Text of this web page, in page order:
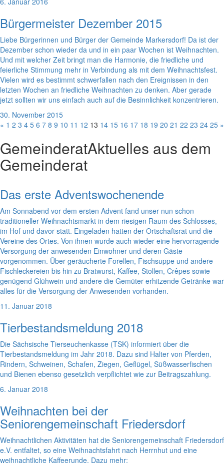
Bürgermeister Dezember 2015
Liebe Bürgerinnen und Bürger der Gemeinde Markersdorf! Da ist der
Dezember schon wieder da und in ein paar Wochen ist Weihnachten.
Und mit welcher Zeit bringt man die Harmonie, die friedliche und
feierliche Stimmung mehr in Verbindung als mit dem Weihnachtsfest.
Vielen wird es bestimmt schwerfallen nach den Ereignissen in den
letzten Wochen an friedliche Weihnachten zu denken. Aber gerade
jetzt sollten wir uns einfach auch auf die Besinnlichkeit konzentrieren.
30. November 2015
« 1 2 3 4 5 6 7 8 9 10 11 12 13 14 15 16 17 18 19 20 21 22 23 24 25 »
GemeinderatAktuelles aus dem
Gemeinderat
Das erste Adventswochenende
Am Sonnabend vor dem ersten Advent fand unser nun schon
traditioneller Weihnachtsmarkt in dem riesigen Raum des Schlosses,
im Hof und davor statt. Eingeladen hatten der Ortschaftsrat und die
Vereine des Ortes. Von ihnen wurde auch wieder eine hervorragende
Versorgung der anwesenden Einwohner und deren Gäste
vorgenommen. Über geräucherte Forellen, Fischsuppe und andere
Fischleckereien bis hin zu Bratwurst, Kaffee, Stollen, Crêpes sowie
genügend Glühwein und andere die Gemüter erhitzende Getränke war
alles für die Versorgung der Anwesenden vorhanden.
11. Januar 2018
Tierbestandsmeldung 2018
Die Sächsische Tierseuchenkasse (TSK) informiert über die
Tierbestandsmeldung im Jahr 2018. Dazu sind Halter von Pferden,
Rindern, Schweinen, Schafen, Ziegen, Geflügel, Süßwasserfischen
und Bienen ebenso gesetzlich verpflichtet wie zur Beitragszahlung.
6. Januar 2018
Weihnachten bei der
Seniorengemeinschaft Friedersdorf
Weihnachtlichen Aktivitäten hat die Seniorengemeinschaft Friedersdorf
e.V. entfaltet, so eine Weihnachtsfahrt nach Herrnhut und eine
weihnachtliche Kaffeerunde. Dazu mehr: